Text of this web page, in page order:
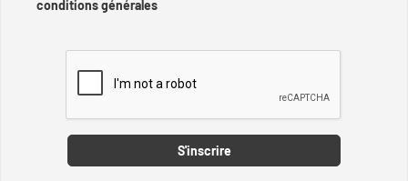
conditions générales
S'inscrire